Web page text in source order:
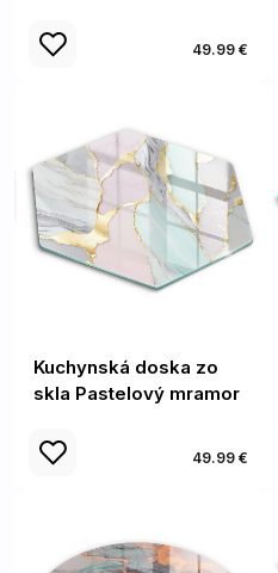
49.99 €
Kuchynská doska zo
skla Pastelový mramor
49.99 €